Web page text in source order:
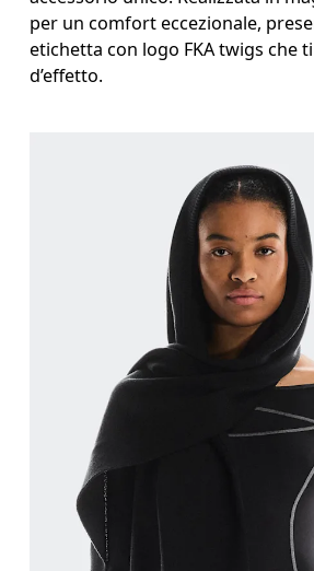
per un comfort eccezionale,
etichetta con logo FKA twigs che
d’effetto.